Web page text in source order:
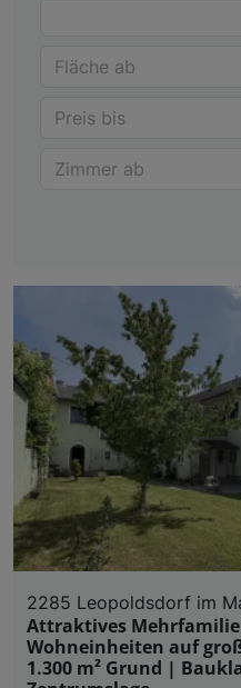
2285 Leopoldsdorf im
Attraktives
Wohneinheiten auf
1.300 m² Grund |